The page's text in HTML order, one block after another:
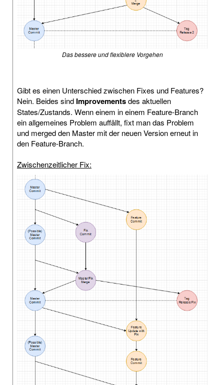
Das bessere und flexiblere Vorgehen
Gibt es einen Unterschied zwischen Fixes und Features?
Nein. Beides sind Improvementsdes aktuellen
States/Zustands. Wenn einem in einem Feature-Branch
ein allgemeines Problem auffällt, fixt man das Problem
und merged den Master mit der neuen Version erneut in
den Feature-Branch.
Zwischenzeitlicher Fix: